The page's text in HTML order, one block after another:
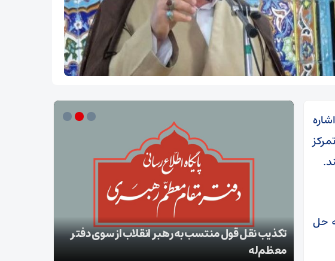
حل
تکذیب نقل قول منتسب به رهبر انقلاب از سوی دفتر
معظم‌له